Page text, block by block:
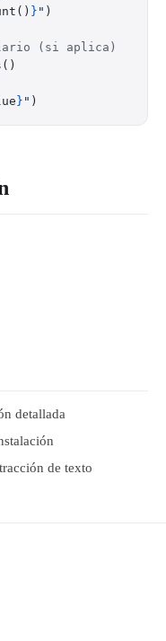
} " )
(si aplica)
} " )
detallada
de texto